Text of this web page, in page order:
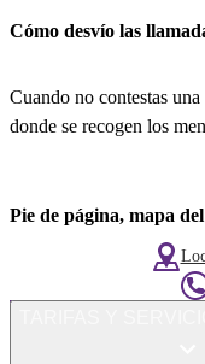
Cómo desvío las
Cuando no contestas
donde se recogen los
Pie de página, mapa